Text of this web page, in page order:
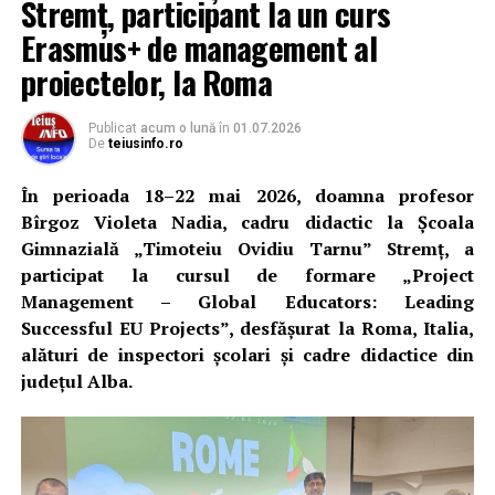
rezultatele celor doi absolvenți confirmă nivelul
pregătirii oferite de instituție și reflectă munca,
perseverența și seriozitatea de care elevii au dat dovadă
pe parcursul anilor de studiu.
Conducerea unității de învățământ i-a felicitat pe cei doi
absolvenți pentru performanțele obținute și a adresat
mulțumiri profesorilor care i-au pregătit, precum și
părinților care le-au fost alături pe durata pregătirii
pentru examen.
„Două note de 10. Două modele de excelență. Un motiv
de mândrie pentru Liceul Teoretic Teiuș”, au transmis
reprezentanții liceului, care le-au urat absolvenților
succes în continuarea studiilor și în cariera pe care și-o
vor alege.
Stremț, participant la un curs
Erasmus+ de management al
proiectelor, la Roma
Publicat acum o lună în 01.07.2026
De teiusinfo.ro
În perioada 18–22 mai 2026, doamna profesor
Bîrgoz Violeta Nadia, cadru didactic la Școala
Gimnazială „Timoteiu Ovidiu Tarnu” Stremț, a
participat la cursul de formare „Project
Management – Global Educators: Leading
Successful EU Projects”, desfășurat la Roma, Italia,
alături de inspectori școlari și cadre didactice din
județul Alba.